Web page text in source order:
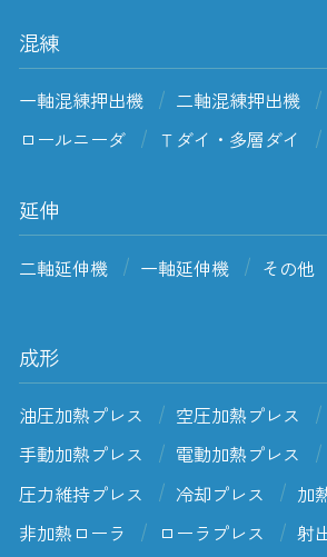
混練
一軸混練押出機 二軸混練押出機
ロールニーダ
Ｔダイ・多層ダイ
延伸
二軸延伸機 一軸延伸機 その他
成形
油圧加熱プレス
空圧加熱プレス
手動加熱プレス
電動加熱プレス
圧力維持プレス
冷却プレス
加
非加熱ローラ
ローラプレス
射